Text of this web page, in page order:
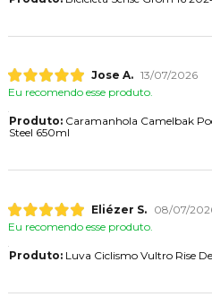
Jose A. 13/07/2026
Eu recomendo esse produto.
Produto:Caramanhola Camelbak
Steel 650ml
Eliézer S.
08/07/
Eu recomendo esse produto.
Produto:Luva Ciclismo Vultro Rise